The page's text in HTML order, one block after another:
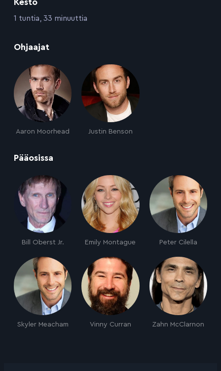
:1 tuntia, 33 minuuttia
Ohjaajat
Aaron Moorhead Justin Benson
Pääosissa
Bill Oberst Jr. Emily Montague Peter Cilella
Skyler Meacham Vinny Curran Zahn McClarnon